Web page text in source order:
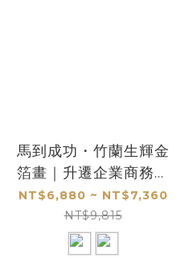
馬到成功・竹蘭生輝金
箔畫｜升遷企業商務合
作首選禮物擺設推薦
NT$6,880 ~ NT$7,360
NT$9,815